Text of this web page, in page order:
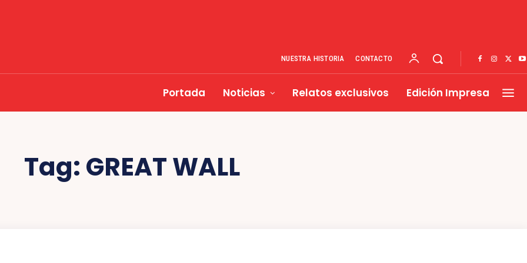
NUESTRA HISTORIA CONTACTO
Portada Noticias Relatos exclusivos Edición Impresa
Tag: GREAT WALL